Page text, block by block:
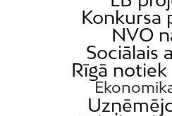
Konkursa
NVO
Sociālais
Rīgā notiek